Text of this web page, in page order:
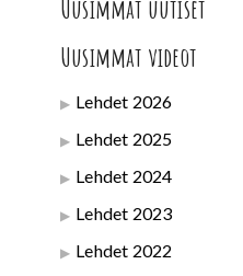
Uusimmat uutiset
Uusimmat videot
Lehdet 2026
Lehdet 2025
Lehdet 2024
Lehdet 2023
Lehdet 2022